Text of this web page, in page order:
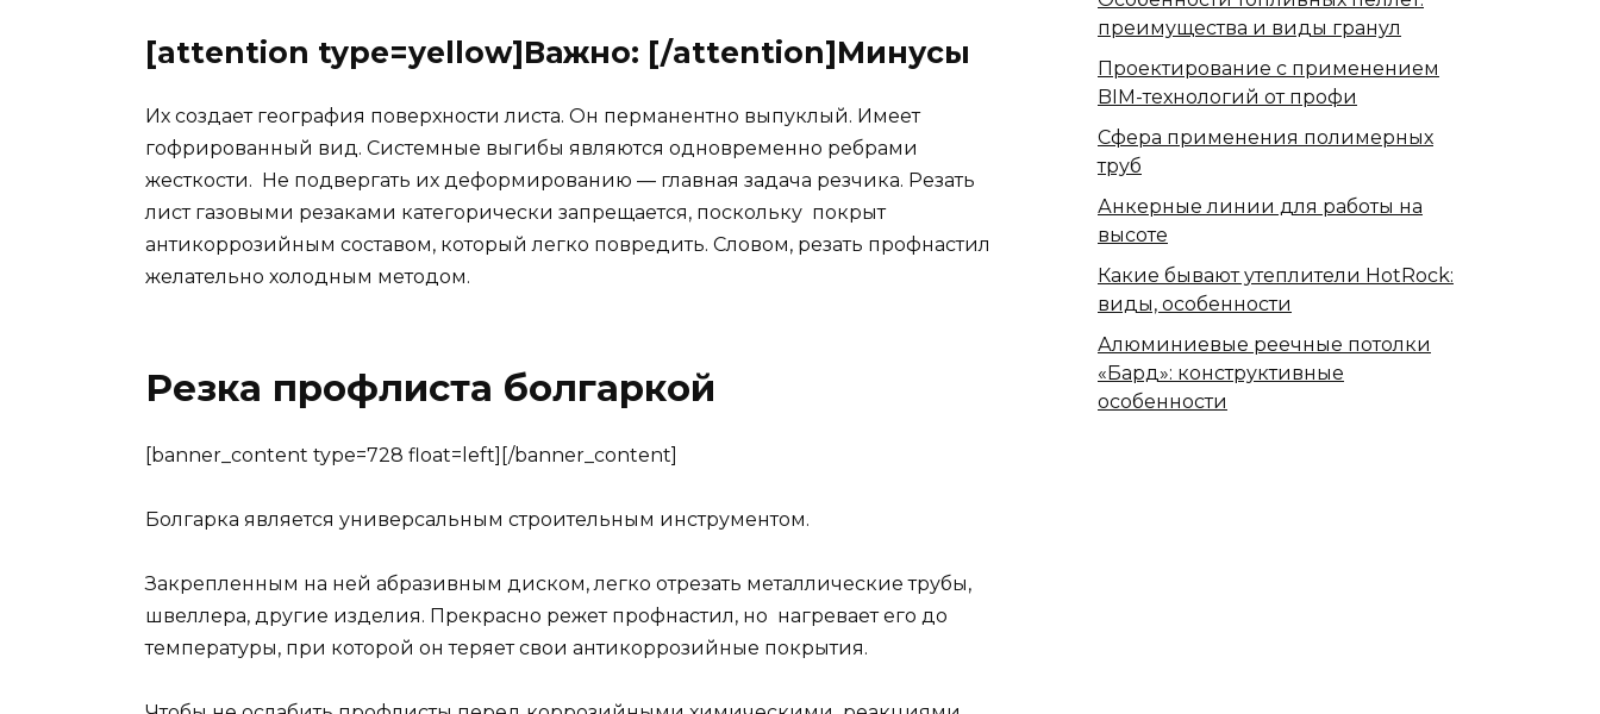
[attention type=yellow]Важно: [/attention]Минусы
Их создает география поверхности листа. Он перманентно выпуклый. Имеет
гофрированный вид. Системные выгибы являются одновременно ребрами
жесткости. Не подвергать их деформированию — главная задача резчика. Резать
лист газовыми резаками категорически запрещается, поскольку покрыт
антикоррозийным составом, который легко повредить. Словом, резать профнастил
желательно холодным методом.
Резка профлиста болгаркой
[banner_content type=728 float=left][/banner_content]
Болгарка является универсальным строительным инструментом.
Закрепленным на ней абразивным диском, легко отрезать металлические трубы,
швеллера, другие изделия. Прекрасно режет профнастил, но нагревает его до
температуры, при которой он теряет свои антикоррозийные покрытия.
преимущества и виды гранул
Проектирование с применением
BIM-технологий от профи
Сфера применения полимерных
труб
Анкерные линии для работы на
высоте
Какие бывают утеплители HotRock:
виды, особенности
Алюминиевые реечные потолки
«Бард»: конструктивные
особенности